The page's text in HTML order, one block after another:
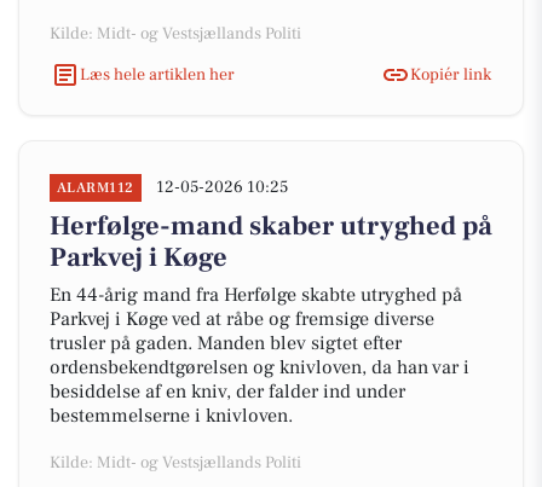
Kilde: Midt- og Vestsjællands Politi
Læs hele artiklen her
Kopiér link
ALARM112 12-05-2026 10:25
Herfølge-mand skaber utryghed på
Parkvej i Køge
En 44-årig mand fra Herfølge skabte utryghed på
Parkvej i Køge ved at råbe og fremsige diverse
trusler på gaden. Manden blev sigtet efter
ordensbekendtgørelsen og knivloven, da han var i
besiddelse af en kniv, der falder ind under
bestemmelserne i knivloven.
Kilde: Midt- og Vestsjællands Politi